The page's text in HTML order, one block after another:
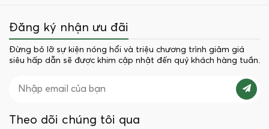
Đăng ký nhận ưu đãi
Đừng bỏ lỡ sự kiện nóng hổi và triệu chương trình giảm giá
siêu hấp dẫn sẽ được khim cập nhật đến quý khách hàng tuần.
Theo dõi chúng tôi qua